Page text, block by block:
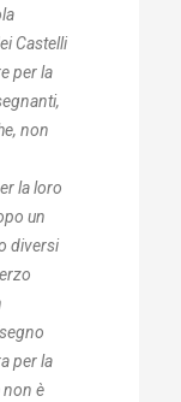
Castelli
per la
non
la loro
un
diversi
per la
non è